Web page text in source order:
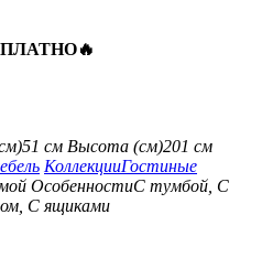
51 см Высота (см)201 см
КоллекцииГостиные
ОсобенностиС тумбой, С
С ящиками